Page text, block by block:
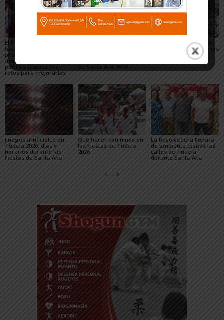
El PSN-PSOE de Tudela
hace un balance
positivo de las fiestas,
destaca el papel de las
peñas y plantea los
retos para mejorarlas
de Santa Ana 2026
Gigantes y Cabezudos
en Tudela 2026: horarios
y recorridos en las
Fiestas de Santa Ana
Fuegos artificiales en
Tudela 2026: días y
horarios durante las
Fiestas de Santa Ana
Qué hacer con niños en
las Fiestas de Tudela
2026
La Revolvedera llenará
de ambiente festivo las
calles de Tudela
durante Santa Ana